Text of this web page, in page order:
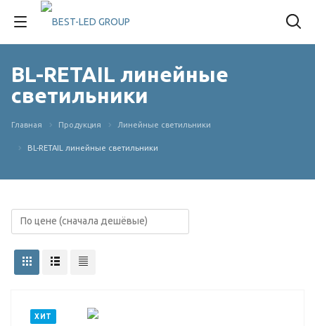
BL-RETAIL линейные
светильники
Главная Продукция Линейные светильники
BL-RETAIL линейные светильники
ХИТ